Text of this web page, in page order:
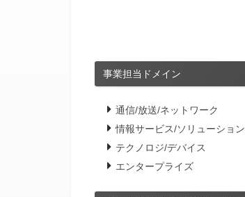
事業担当ドメイン
通信/放送/ネットワーク
情報サービス/ソリューション
テクノロジ/デバイス
エンタープライズ